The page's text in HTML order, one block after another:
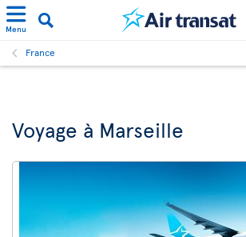
Menu
France
Voyage à Marseille